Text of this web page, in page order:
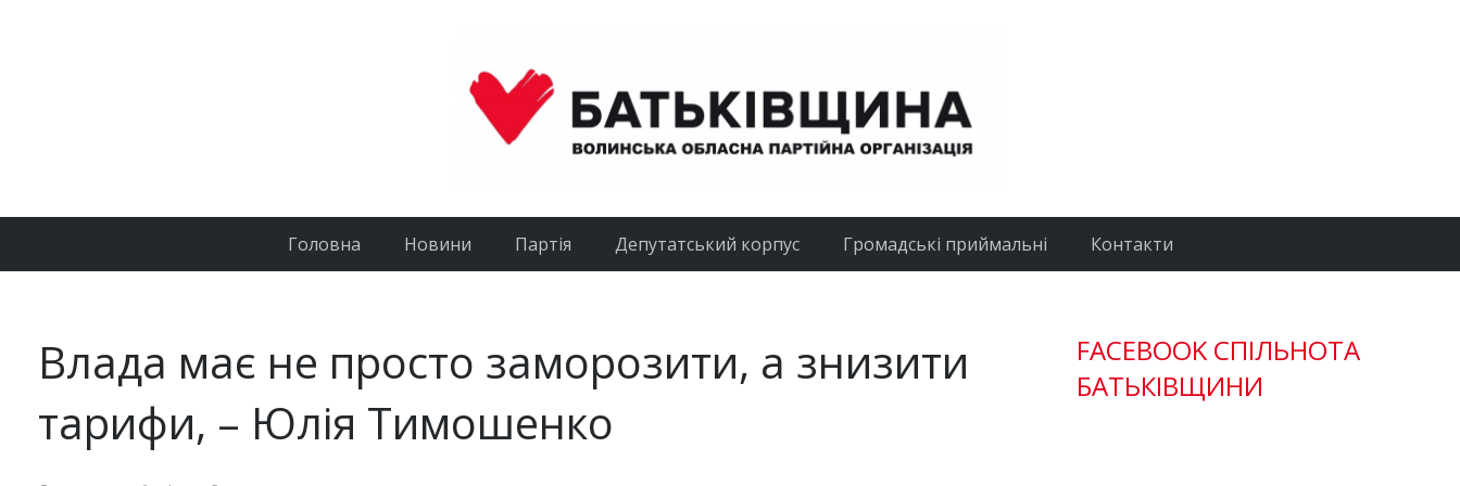
Головна Новини Партія Депутатський корпус Громадські приймальні Контакти
Влада має не просто заморозити, а знизити
тарифи, – Юлія Тимошенко
FACEBOOK СПІЛЬНОТА
БАТЬКІВЩИНИ